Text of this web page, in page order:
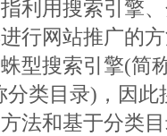
用搜索引擎、
行网站推广的
型搜索引擎(简
分类目录)，因
法和基于分类